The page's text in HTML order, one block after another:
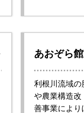
あおぞら
利根川流域の
や農業構造改
善事業により